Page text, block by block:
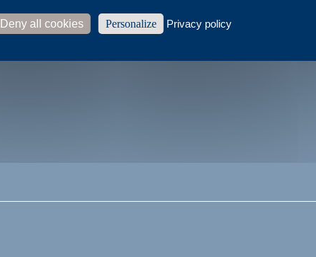
Deny all cookies Personalize Privacy policy